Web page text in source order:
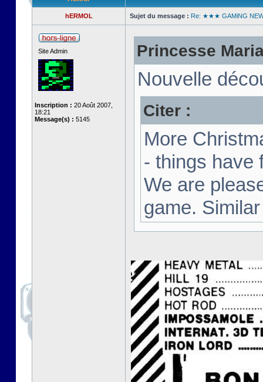
hERMOL Sujet du message : Re: ★★★ GAMiNG
Site Admin
Inscription : 20 Août 2007,
18:21
Message(s) : 5145
Princesse
Nouvelle
Citer :
More
- things have
We are
game.